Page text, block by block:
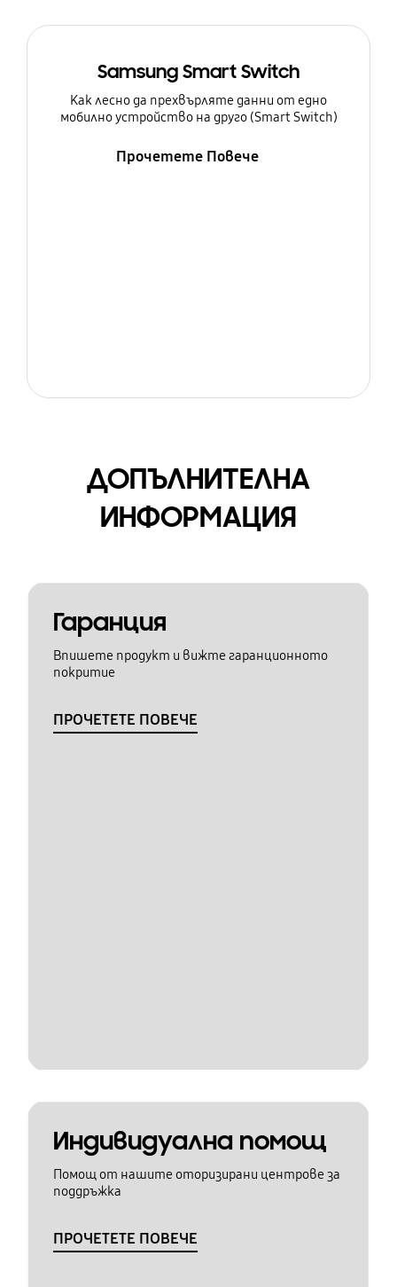
Samsung Smart Switch
Как лесно да прехвърляте данни от едно
мобилно устройство на друго (Smart Switch)
Прочетете Повече
ДОПЪЛНИТЕЛНА
ИНФОРМАЦИЯ
Гаранция
Впишете продукт и вижте гаранционното
покритие
ПРОЧЕТЕТЕ ПОВЕЧЕ
Индивидуална помощ
Помощ от нашите оторизирани центрове за
поддръжка
ПРОЧЕТЕТЕ ПОВЕЧЕ